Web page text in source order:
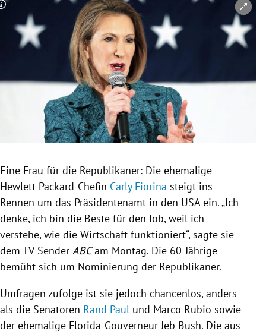
Untermenü
Untermenü
Untermenü
Untermenü
Untermenü
Copyright-Hinweis öffnen/schließen
Eine Frau für die Republikaner: Die ehemalige
Hewlett-Packard-Chefin Carly Fiorina steigt ins
Rennen um das Präsidentenamt in den USAein. „Ich
denke, ich bin die Beste für den Job, weil ich
verstehe, wie die Wirtschaft funktioniert“, sagte sie
dem TV-Sender ABCam Montag. Die 60-Jährige
bemüht sich um Nominierung der Republikaner.
Umfragen zufolge ist sie jedoch chancenlos, anders
als die Senatoren Rand Paul und Marco Rubio sowie
der ehemalige Florida-GouverneurJeb Bush. Die aus